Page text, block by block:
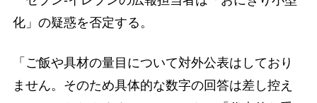
化」の疑惑を否定する。
「ご飯や具材の量目について対外公表はしており
ません。そのため具体的な数字の回答は差し控え